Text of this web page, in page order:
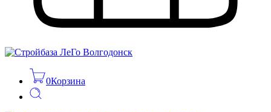
0Корзина